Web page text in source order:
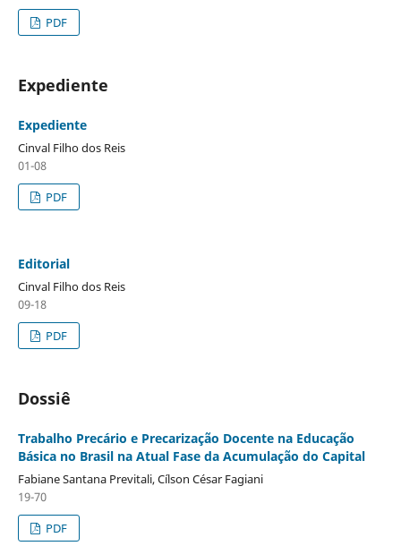
PDF
Expediente
Expediente
Cinval Filho dos Reis
01-08
PDF
Editorial
Cinval Filho dos Reis
09-18
PDF
Dossiê
Trabalho Precário e Precarização Docente na Educação
Básica no Brasil na Atual Fase da Acumulação do Capital
Fabiane Santana Previtali, Cílson César Fagiani
19-70
PDF